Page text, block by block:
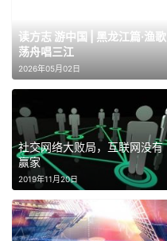
读方志 游中国 | 黑龙江篇·渔歌
荡舟唱三江
2026年05月02日
社交网络大败局，互联网没有
赢家
2019年11月20日